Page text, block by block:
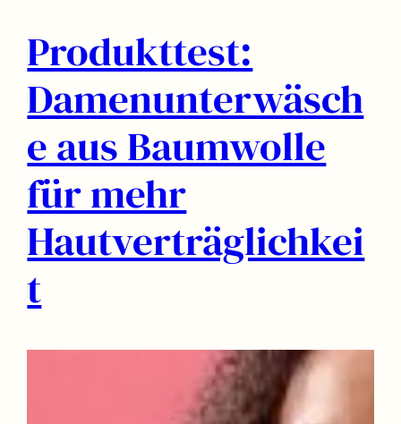
Produkttest:
Damenunterwäsch
e aus Baumwolle
für mehr
Hautverträglichkei
t